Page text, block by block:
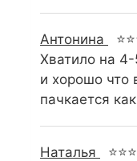
Антонина
Хватило на
и хорошо что
пачкается
Наталья